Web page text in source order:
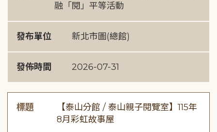
融「閱」平等活動
發布單位 新北市圖(總館)
發佈時間 2026-07-31
標題
【泰山分館 / 泰山親子閱覽室】115年
8月彩虹故事屋